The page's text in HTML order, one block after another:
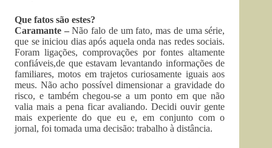
Que fatos são estes?
Caramante –Não falo de um fato, mas de uma série,
que se iniciou dias após aquela onda nas redes sociais.
Foram ligações, comprovações por fontes altamente
confiáveis,de que estavam levantando informações de
familiares, motos em trajetos curiosamente iguais aos
meus. Não acho possível dimensionar a gravidade do
risco, e também chegou-se a um ponto em que não
valia mais a pena ficar avaliando. Decidi ouvir gente
mais experiente do que eu e, em conjunto com o
jornal, foi tomada uma decisão: trabalho à distância.